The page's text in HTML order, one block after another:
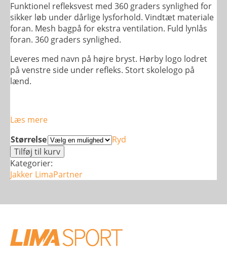
Funktionel refleksvest med 360 graders synlighed for
sikker løb under dårlige lysforhold. Vindtæt materiale
foran. Mesh bagpå for ekstra ventilation. Fuld lynlås
foran. 360 graders synlighed.
Leveres med navn på højre bryst. Hørby logo lodret
på venstre side under refleks. Stort skolelogo på
lænd.
Læs mere
Størrelse
Ryd
Løbevest
-
Unisex
Tilføj til kurv
Kategorier:
Jakker LimaPartner